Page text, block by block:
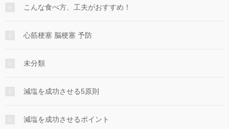
こんな食べ方、工夫がおすすめ！
心筋梗塞 脳梗塞 予防
未分類
減塩を成功させる5原則
減塩を成功させるポイント